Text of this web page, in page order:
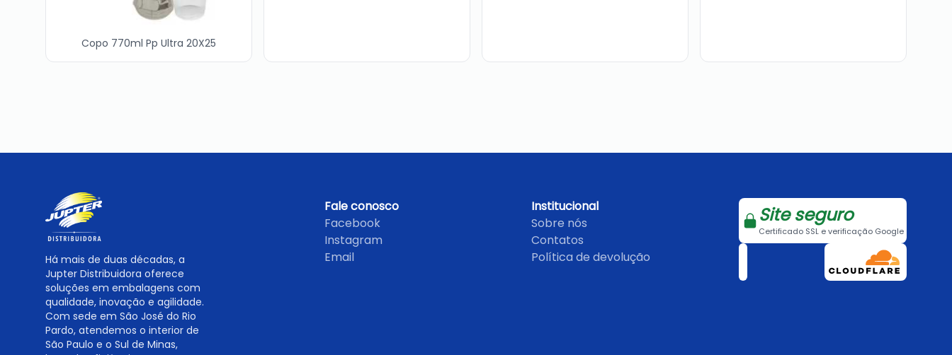
Copo 770ml Pp Ultra 20X25
Há mais de duas décadas, a
Jupter Distribuidora oferece
soluções em embalagens com
qualidade, inovação e agilidade.
Com sede em São José do Rio
Pardo, atendemos o interior de
São Paulo e o Sul de Minas,
Fale conosco
Facebook
Instagram
Email
Institucional
Sobre nós
Contatos
Política de devolução
Site seguro
Certificado SSL e verificação Google